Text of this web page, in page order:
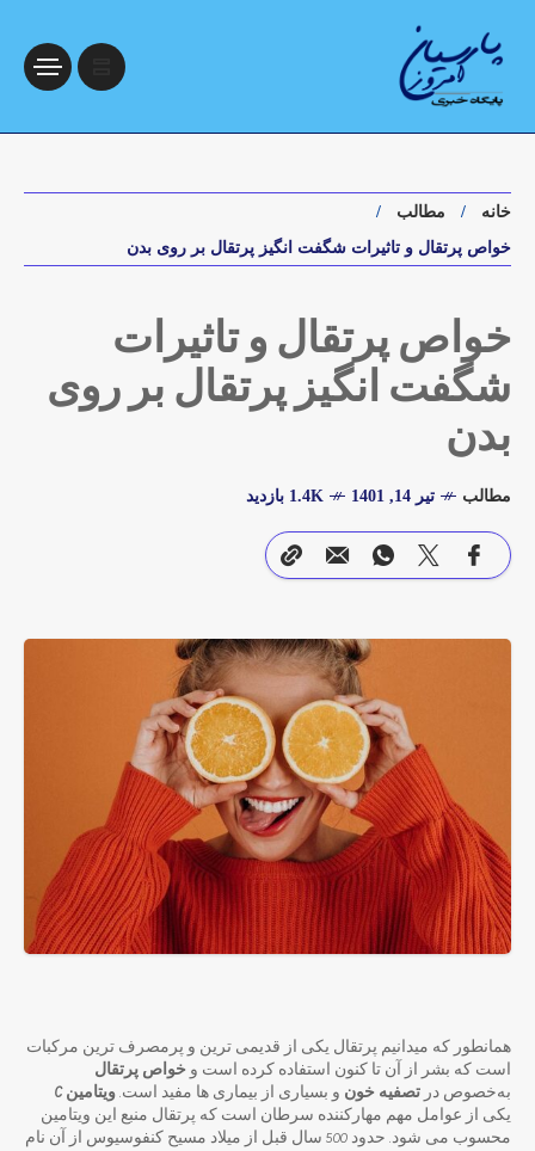
خانه
مطالب
خواص پرتقال و تاثیرات شگفت انگیز پرتقال بر روی بدن
خواص پرتقال و تاثیرات
شگفت انگیز پرتقال بر روی
بدن
مطالب تیر 14, 1401 1.4K بازدید
همانطور که میدانیم پرتقال یکی از قدیمی ترین و پرمصرف ترین مرکبات
است که بشر از آن تا کنون استفاده کرده است و خواص پرتقال
به‌خصوص در تصفیه خون و بسیاری از بیماری ها مفید است. ویتامین C
یکی از عوامل مهم مهارکننده سرطان است که پرتقال منبع این ویتامین
محسوب می شود. حدود 500 سال قبل از میلاد مسیح کنفوسیوس از آن نام